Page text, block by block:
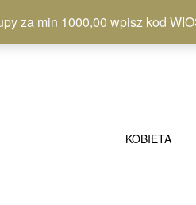
za min 1000,00 wpisz kod
KOBIETA